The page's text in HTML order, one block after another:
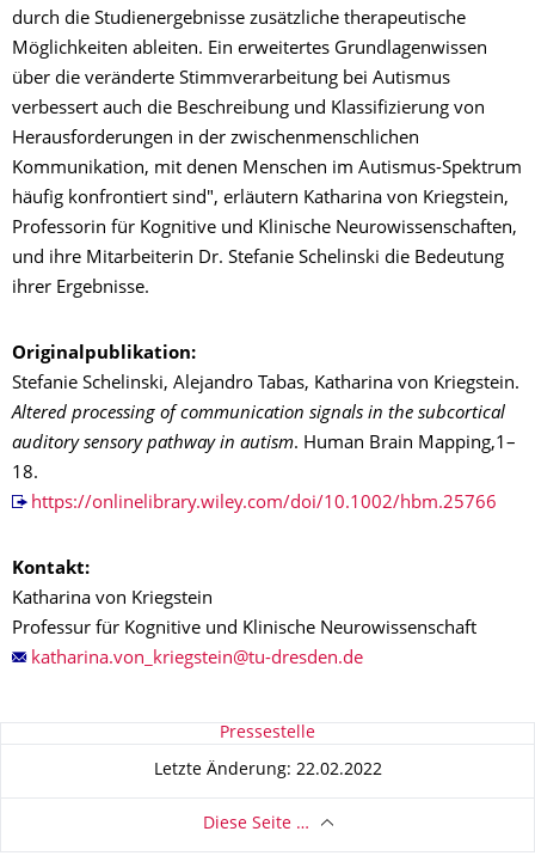
durch die Studienergebnisse zusätzliche therapeutische
Möglichkeiten ableiten. Ein erweitertes Grundlagenwissen
über die veränderte Stimmverarbeitung bei Autismus
verbessert auch die Beschreibung und Klassifizierung von
Herausforderungen in der zwischenmenschlichen
Kommunikation, mit denen Menschen im Autismus-Spektrum
häufig konfrontiert sind", erläutern Katharina von Kriegstein,
Professorin für Kognitive und Klinische Neurowissenschaften,
und ihre Mitarbeiterin Dr. Stefanie Schelinski die Bedeutung
ihrer Ergebnisse.
Originalpublikation:
Stefanie Schelinski, Alejandro Tabas, Katharina von Kriegstein.
Altered processing of communication signals in the subcortical
auditory sensory pathway in autism. Human Brain Mapping,1–
18.
https://onlinelibrary.wiley.com/doi/10.1002/hbm.25766
Kontakt:
Katharina von Kriegstein
Professur für Kognitive und Klinische Neurowissenschaft
Zu dieser Seite Pressestelle
Letzte Änderung: 22.02.2022
Diese Seite …